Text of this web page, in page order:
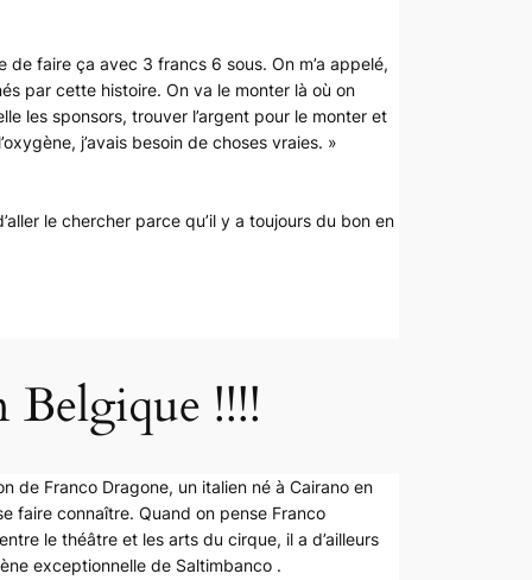
faire ça avec 3 francs 6 sous. On m’a appelé,
par cette histoire. On va le monter là où on
les sponsors, trouver l’argent pour le monter et
j’avais besoin de choses vraies. »
le chercher parce qu’il y a toujours du bon en
Belgique !!!!
de Franco Dragone, un italien né à Cairano en
faire connaître. Quand on pense Franco
le théâtre et les arts du cirque, il a d’ailleurs
exceptionnelle de Saltimbanco .